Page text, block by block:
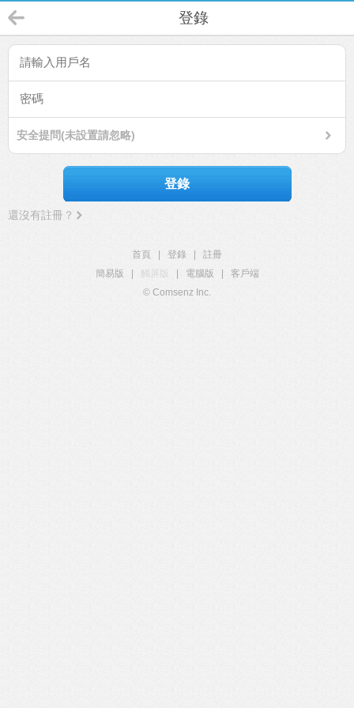
登錄
安全提問(未設置請忽略)
登錄
還沒有註冊？
首頁 登錄
註冊
簡易版
觸屏版 電腦版
客戶端
© Comsenz Inc.